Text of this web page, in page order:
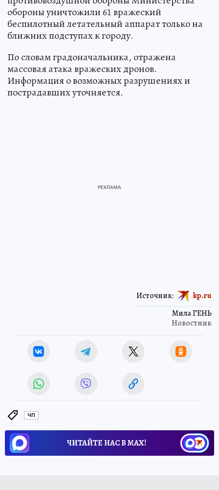
обороны уничтожили 61 вражеский
беспилотный летательный аппарат только на
ближних подступах к городу.
По словам градоначальника, отражена
массовая атака вражеских дронов.
Информация о возможных разрушениях и
пострадавших уточняется.
Мила ГЕНЬ
Новостник
Источник: kp.ru
ЧП
ЧИТАЙТЕ НАС В МАХ!